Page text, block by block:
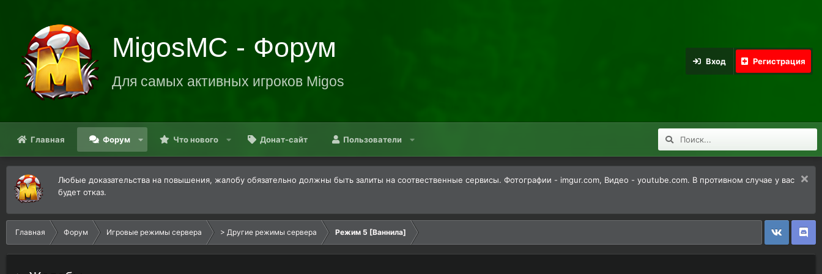
MigosMC - Форум
Для самых активных игроков Migos
Вход Регистрация
Главная Форум Что нового Донат-сайт Пользователи
Любые доказательства на повышения, жалобу обязательно должны быть залиты на соотвественные сервисы. Фотографии - imgur.com, Видео - youtube.com. В противном случае у вас
будет отказ.
Главная Форум Игровые режимы сервера > Другие режимы сервера Режим 5 [Ваннила]